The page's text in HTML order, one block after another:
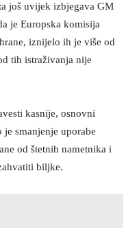
još uvijek izbjegava GM
je Europska komisija
iznijelo ih je više od
tih istraživanja nije
kasnije, osnovni
smanjenje uporabe
od štetnih nametnika i
biljke.